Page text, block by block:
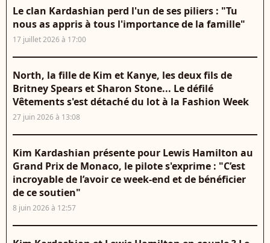
Le clan Kardashian perd l'un de ses piliers : "Tu
nous as appris à tous l'importance de la famille"
17 juillet 2026 à 17:00
North, la fille de Kim et Kanye, les deux fils de
Britney Spears et Sharon Stone... Le défilé
Vêtements s'est détaché du lot à la Fashion Week
27 juin 2026 à 13:08
Kim Kardashian présente pour Lewis Hamilton au
Grand Prix de Monaco, le pilote s'exprime : "C’est
incroyable de l’avoir ce week-end et de bénéficier
de ce soutien"
8 juin 2026 à 12:57